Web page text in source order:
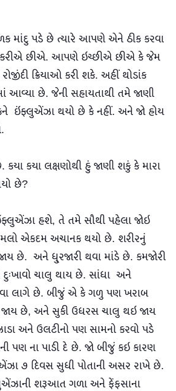
માંદુ પડે છે ત્યારે આપણે એને ઠીક કરવા
કરીએ છીએ. આપણે ઇચ્છીએ છીએ કે જેમ
ક્રિયાઓ કરી શકે. અહીં થોડાંક
આવ્યા છે. જેની સહાયતાથી તમે જાણી
ઇંફ્લુએંઝા થયો છે કે નહીં. અને જો હોય
કયા લક્ષણોથી હું જાણી શકું કે મારા
છે?
હશે, તે તમે સૌથી પહેલા જોઇ
એકદમ અચાનક થયો છે. શરીરનું
છે. અને ધુ્રજારી થવા માંડે છે. કમજોરી
ચાલુ થાય છે. સાંધા અને
લાગે છે. બીજું એ કે ગળુ પણ ખરાબ
છે, અને સુકી ઉધરસ ચાલુ થઇ જાય
અને ઉલટીનો પણ સામનો કરવો પડે
પણ ના પાડી દે છે. જો બીજું કઇ કારણ
૭ દિવસ સુધી પોતાની અસર રાખે છે.
શરૂઆત ગળા અને ફેંફસાના